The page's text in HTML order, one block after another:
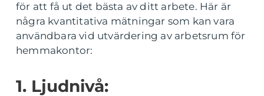
för att få ut det bästa av ditt arbete. Här är
några kvantitativa mätningar som kan vara
användbara vid utvärdering av arbetsrum för
hemmakontor:
1. Ljudnivå: